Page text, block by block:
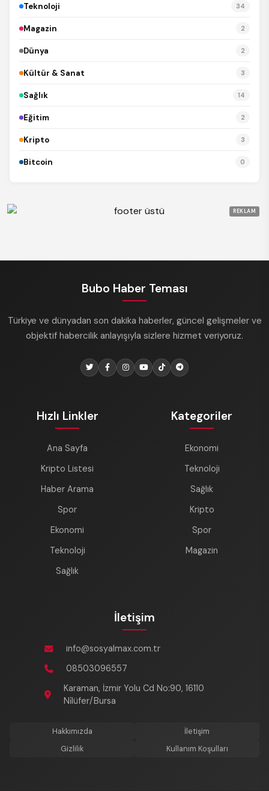
Teknoloji 34
Magazin 2
Dünya 2
Kültür & Sanat 3
Sağlık 14
Eğitim 2
Kripto 3
Bitcoin 0
REKLAM
Bubo Haber Teması
Türkiye ve dünyadan son dakika haberler, güncel gelişmeler ve
objektif habercilik anlayışıyla sizlere hizmet veriyoruz.
Hızlı Linkler
Ana Sayfa
Kripto Listesi
Haber Arama
Spor
Ekonomi
Teknoloji
Sağlık
Kategoriler
Ekonomi
Teknoloji
Sağlık
Kripto
Spor
Magazin
İletişim
info@sosyalmax.com.tr
08503096557
Karaman, İzmir Yolu Cd No:90, 16110
Ni̇lüfer/Bursa
Hakkımızda
İletişim
Gizlilik
Kullanım Koşulları